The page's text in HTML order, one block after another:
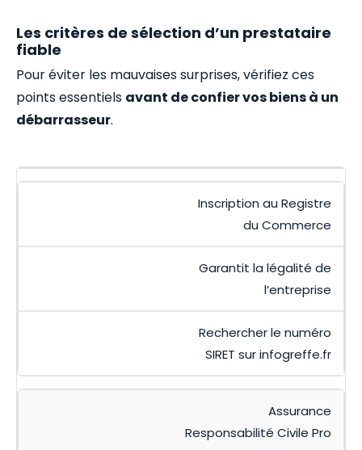
Les critères de sélection d’un prestataire
fiable
Pour éviter les mauvaises surprises, vérifiez ces
points essentiels avant de confier vos biens à un
débarrasseur.
Inscription au Registre
du Commerce
Garantit la légalité de
l’entreprise
Rechercher le numéro
SIRET sur infogreffe.fr
Assurance
Responsabilité Civile Pro